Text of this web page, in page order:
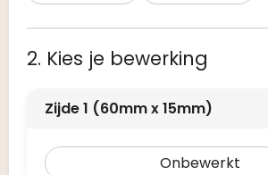
2. Kies je bewerking
Zijde 1 (60mm x 15mm)
Onbewerkt